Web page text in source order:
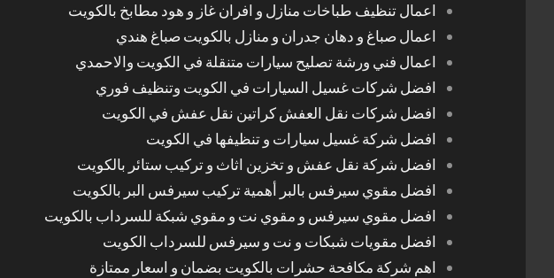
اعمال تنظيف طباخات منازل و افران غاز و هود مطابخ بالكويت
اعمال صباغ و دهان جدران و منازل بالكويت صباغ هندي
اعمال فني ورشة تصليح سيارات متنقلة في الكويت والاحمدي
افضل شركات غسيل السيارات في الكويت وتنظيف فوري
افضل شركات نقل العفش كراتين نقل عفش في الكويت
افضل شركة غسيل سيارات و تنظيفها في الكويت
افضل شركة نقل عفش و تخزين اثاث و تركيب ستائر بالكويت
افضل مقوي سيرفس بالبر أهمية تركيب سيرفس البر بالكويت
افضل مقوي سيرفس و مقوي نت و مقوي شبكة للسرداب بالكويت
افضل مقويات شبكات و نت و سيرفس للسرداب الكويت
اهم شركة مكافحة حشرات بالكويت بضمان و اسعار ممتازة